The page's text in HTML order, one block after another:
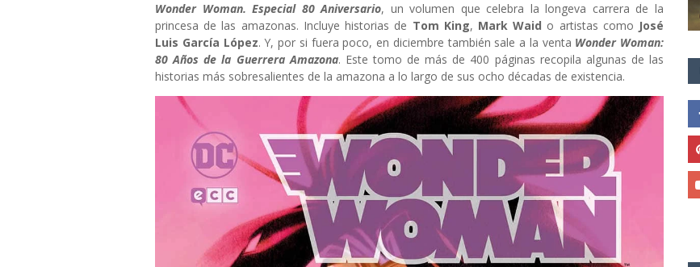
Wonder Woman. Especial 80 Aniversario, un volumen que celebra la longeva carrera de la
princesa de las amazonas. Incluye historias de Tom King, Mark Waid o artistas como José
Luis García López. Y, por si fuera poco, en diciembre también sale a la venta Wonder Woman:
80 Años de la Guerrera Amazona. Este tomo de más de 400 páginas recopila algunas de las
historias más sobresalientes de la amazona a lo largo de sus ocho décadas de existencia.